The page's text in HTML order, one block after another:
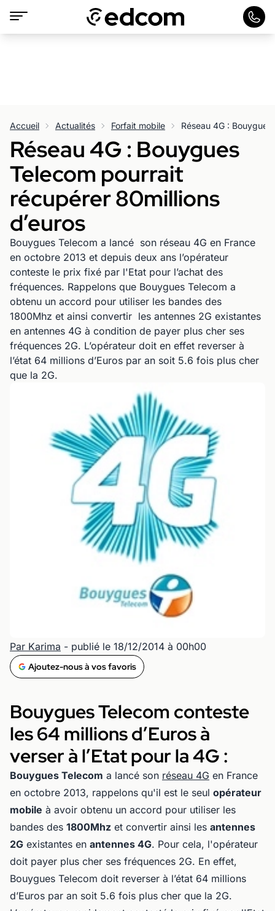
Accueil Actualités Forfait mobile
Réseau 4G : Bouygues
Telecom pourrait
récupérer 80millions
d’euros
Bouygues Telecom a lancé son réseau 4G en France
en octobre 2013 et depuis deux ans l’opérateur
conteste le prix fixé par l'Etat pour l’achat des
fréquences. Rappelons que Bouygues Telecom a
obtenu un accord pour utiliser les bandes des
1800Mhz et ainsi convertir les antennes 2G existantes
en antennes 4G à condition de payer plus cher ses
fréquences 2G. L’opérateur doit en effet reverser à
l’état 64 millions d’Euros par an soit 5.6 fois plus cher
que la 2G.
Par Karima - publié le 18/12/2014 à 00h00
Ajoutez-nous à vos favoris
Bouygues Telecom conteste
les 64 millions d’Euros à
verser à l’Etat pour la 4G :
Bouygues Telecom a lancé son réseau 4G en France
en octobre 2013, rappelons qu'il est le seul opérateur
mobile à avoir obtenu un accord pour utiliser les
bandes des 1800Mhz et convertir ainsi les antennes
2G existantes en antennes 4G. Pour cela, l'opérateur
doit payer plus cher ses fréquences 2G. En effet,
Bouygues Telecom doit reverser à l’état 64 millions
d’Euros par an soit 5.6 fois plus cher que la 2G.